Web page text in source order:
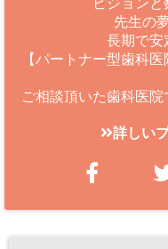
ビジョン
先生の
長期で安
【パートナー型歯科
ご相談頂いた歯科医院
詳しい